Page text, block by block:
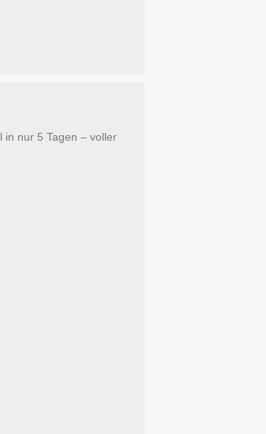
in nur 5 Tagen – voller